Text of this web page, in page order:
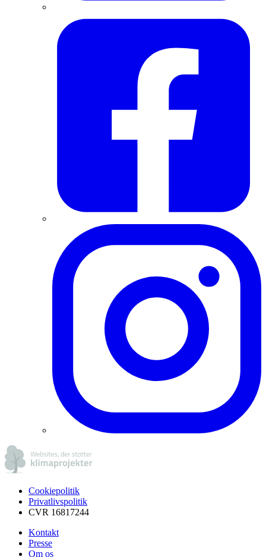
Cookiepolitik
Privatlivspolitik
CVR 16817244
Kontakt
Presse
Om os